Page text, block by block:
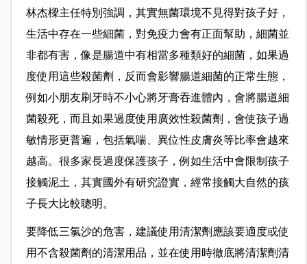
林杰樑主任特別強調，其實無菌環境不見得對孩子好，
生活中存在一些細菌，對免疫力會有正面幫助，細菌並
非都有害，像是腸道中有相當多種類好的細菌，如果過
度使用這些殺菌劑，反而會影響腸道細菌的正常生態，
例如小朋友刷牙時不小心將牙膏吞進體內，會將腸道細
菌殺死，而且如果過度使用廣效性殺菌劑，會使孩子過
敏情形更普遍，包括氣喘、異位性皮膚炎等比率會越來
越高。很多家長過度保護孩子，例如生活中會限制孩子
接觸泥土，其實國外有研究證實，經常接觸大自然的孩
子長大比較聰明。
要降低三氯沙的危害，建議使用清潔劑應該要適度或使
用不含殺菌劑的清潔用品，並在使用時徹底將清潔劑清